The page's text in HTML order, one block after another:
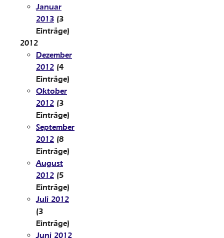
Januar
2013 (3
Einträge)
2012
Dezember
2012 (4
Einträge)
Oktober
2012 (3
Einträge)
September
2012 (8
Einträge)
August
2012 (5
Einträge)
Juli 2012
(3
Einträge)
Juni 2012